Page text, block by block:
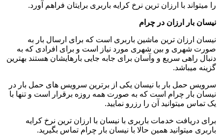
را میتواند با ارزان ترین نرخ کرایه باربری برایتان فراهم آورد.
نیسان بار ارزان در چرام
نیسان ارزان ترین ماشین باربری است که برای ارسال بار به
صورت شهری و بین شهری مورد نیاز است و برای افرادی که به
دنبال راهی سریع و وآسان برای جابه جایی بارهایشان هستند بهترین
گزینه میباشد.
سرویس حمل بار با نیسان یکی از برترین سرویس های حمل بار در
نیسان بار چرام است که به صورت همه روزه برقرار است و تنها با
یک تماس میتوانید آن را رزرو نمایید.
برای دریافت خدمات باربری با نیسان با ارزان ترین نرخ کرایه
باربری میتوانید همین حالا با نیسان بار چرام تماس بگیرید.